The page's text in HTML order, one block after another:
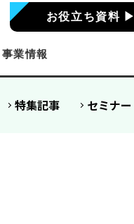
お役立ち資料 ▶
事業情報
特集記事 セミナー